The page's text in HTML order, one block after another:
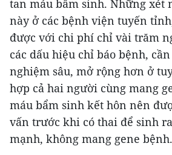
tan máu bẩm sinh. Những xét
này ở các bệnh viện tuyến
được với chi phí chỉ vài trăm
các dấu hiệu chỉ báo bệnh,
nghiệm sâu, mở rộng hơn ở
hợp cả hai người cùng mang
máu bẩm sinh kết hôn nên
vấn trước khi có thai để sinh
mạnh, không mang gene bệnh.